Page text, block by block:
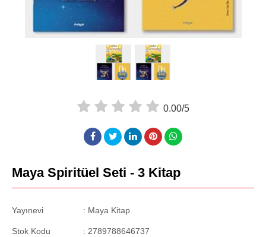
0.00/5
Maya Spiritüel Seti - 3 Kitap
Yayınevi : Maya Kitap
Stok Kodu : 2789788646737